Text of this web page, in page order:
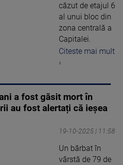
căzut de etajul 6
al unui bloc din
zona centrală a
Capitalei.
Citeste mai mult
›
a fost găsit mort în
au fost alertați că ieșea
19-10-2025 | 11:58
Un bărbat în
vârstă de 79 de